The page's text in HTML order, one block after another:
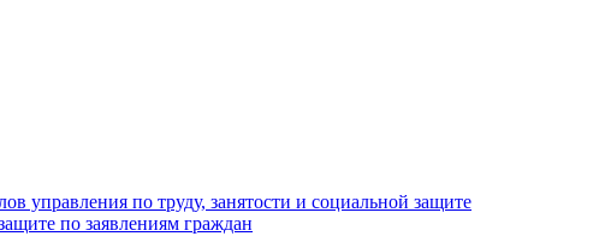
управления по труду, занятости и социальной защите
по заявлениям граждан